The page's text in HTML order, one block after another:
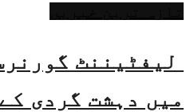
لیفٹیننٹ
میں دہشت گردی